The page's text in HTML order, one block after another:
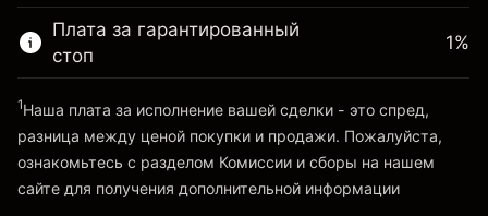
Перейти на платформу
полной стоимости позиции
Размер сделки с левереджем
Перейти на платформу
Плата за гарантированный
стоп
«Комиссии и сборы»
1%
1Наша плата за исполнение вашей сделки - это спред,
разница между ценой покупки и продажи. Пожалуйста,
ознакомьтесь с разделом Комиссии и сборы на нашем
сайте для получения дополнительной информации